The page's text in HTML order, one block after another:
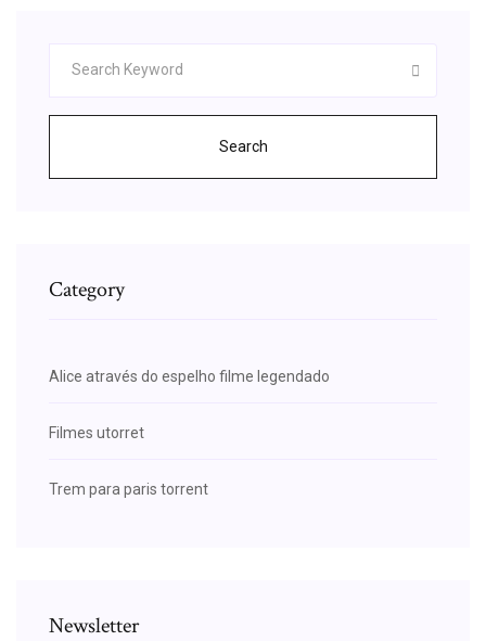
Search
Category
Alice através do espelho filme legendado
Filmes utorret
Trem para paris torrent
Newsletter